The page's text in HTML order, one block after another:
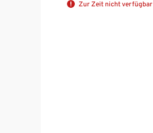
Zur Zeit nicht verfügbar